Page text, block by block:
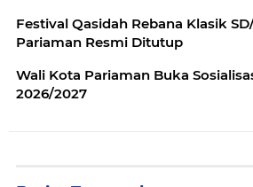
Festival Qasidah Rebana Klasik
Pariaman Resmi Ditutup
Wali Kota Pariaman Buka
2026/2027